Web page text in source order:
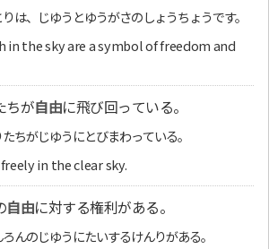
は、じゆうとゆうがさのしょうちょうです。
in the sky are a symbol of freedom and
ちが自由に飛び回っている。
ちがじゆうにとびまわっている。
in the clear sky.
自由に対する権利がある。
んのじゆうにたいするけんりがある。